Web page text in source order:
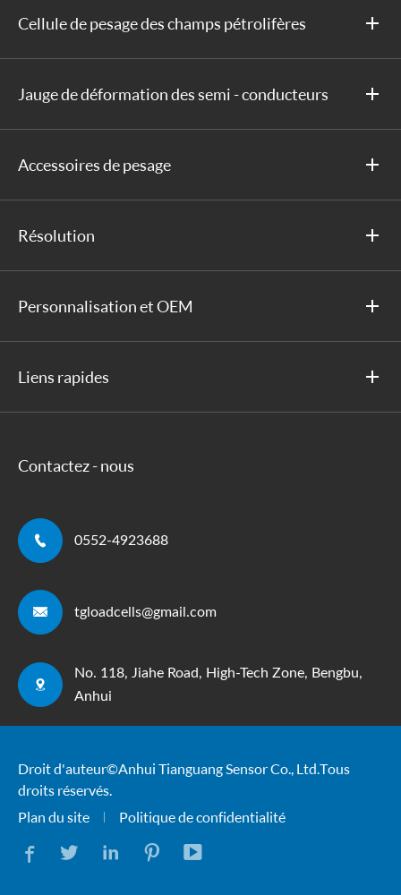
Cellule de pesage des champs pétrolifères
Jauge de déformation des semi - conducteurs
Accessoires de pesage
Résolution
Personnalisation et OEM
Liens rapides
Contactez - nous
 0552-4923688
 tgloadcells@gmail.com

No. 118, Jiahe Road, High-Tech Zone, Bengbu,
Anhui
Droit d'auteur ©Anhui Tianguang Sensor Co., Ltd.Tous
droits réservés.
Plan du site
Politique de confidentialité
    